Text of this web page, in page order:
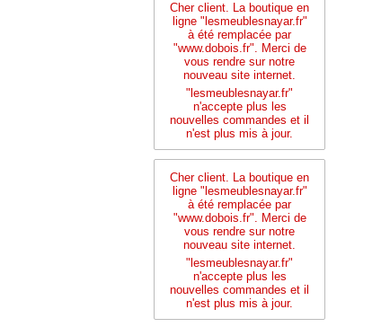
Cher client. La boutique en
ligne "lesmeublesnayar.fr"
à été remplacée par
"www.dobois.fr". Merci de
vous rendre sur notre
nouveau site internet.
"lesmeublesnayar.fr"
n'accepte plus les
nouvelles commandes et il
n'est plus mis à jour.
Cher client. La boutique en
ligne "lesmeublesnayar.fr"
à été remplacée par
"www.dobois.fr". Merci de
vous rendre sur notre
nouveau site internet.
"lesmeublesnayar.fr"
n'accepte plus les
nouvelles commandes et il
n'est plus mis à jour.